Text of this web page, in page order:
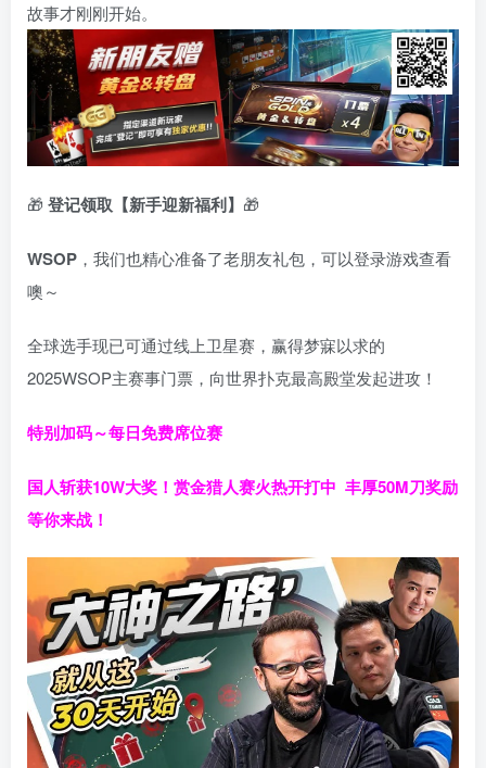
故事才刚刚开始。
🎁 登记领取【新手迎新福利】 🎁
WSOP ，我们也精心准备了老朋友礼包，可以登录游戏查看
噢～
全球选手现已可通过线上卫星赛，赢得梦寐以求的
2025WSOP主赛事门票，向世界扑克最高殿堂发起进攻！
特别加码～每日免费席位赛
国人斩获10W大奖！ 赏金猎人赛火热开打中 丰厚50M刀奖励
等你来战！